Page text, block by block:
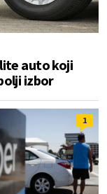
auto koji
izbor
1